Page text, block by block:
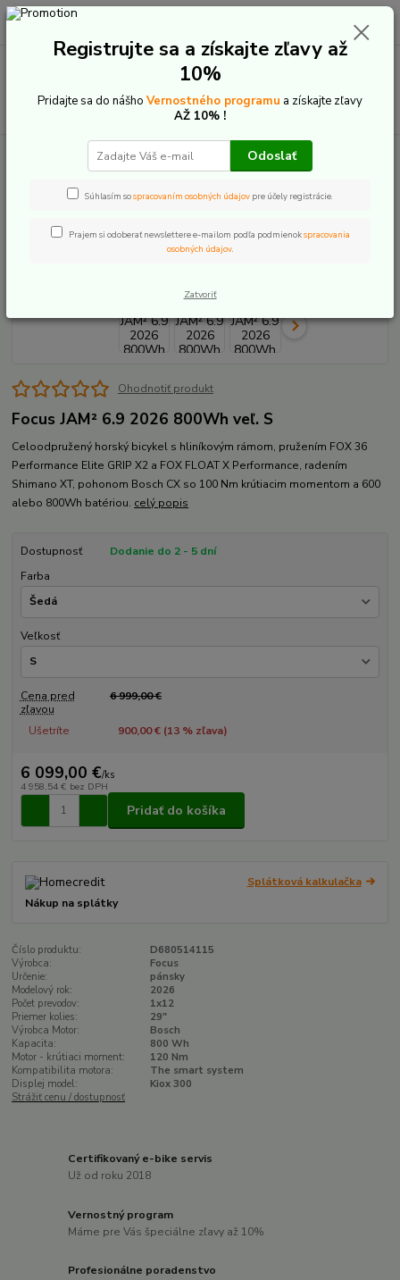
Hľadať
+421 907 20 22 33
0,00 €
Elektrobicykle Celoodpružené Focus
Focus JAM² 6.9 2026
Focus JAM² 6.9 2026 800Wh
Ohodnotiť produkt
Focus JAM² 6.9 2026 800Wh veľ. S
Celoodpružený horský bicykel s hliníkovým rámom, pružením FOX 36
Performance Elite GRIP X2 a FOX FLOAT X Performance, radením
Shimano XT, pohonom Bosch CX so 100 Nm krútiacim momentom a 600
alebo 800Wh batériou. celý popis
Dostupnosť
Dodanie do 2 - 5 dní
Farba
Veľkosť
Cena pred
zľavou
6 999,00 €
Ušetríte 900,00 € (13% zľava)
6 099,00 €/ks
4 958,54 € bez DPH
Pridať do košíka
Splátková kalkulačka
Nákup na splátky
Číslo produktu:
D680514115
Výrobca:
Focus
Určenie:
pánsky
Modelový rok:
2026
Počet prevodov:
1x12
Priemer kolies:
29"
Výrobca Motor:
Bosch
Kapacita:
800 Wh
Motor - krútiaci moment:
120 Nm
Kompatibilita motora:
The smart system
Displej model:
Kiox 300
Strážiť cenu / dostupnosť
Certifikovaný e-bike servis
Už od roku 2018
Vernostný program
Máme pre Vás špeciálne zľavy až 10%
Profesionálne poradenstvo
Registrujte sa a získajte zľavy až
10%
Pridajte sa do nášho Vernostného programu a získajte zľavy
AŽ 10% !
Odoslať
Súhlasím sospracovaním osobných údajov pre účely registrácie.
Prajem si odoberať newslettere e-mailom podľa podmienokspracovania
osobných údajov.
Zatvoriť